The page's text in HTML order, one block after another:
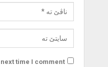
time I comment.